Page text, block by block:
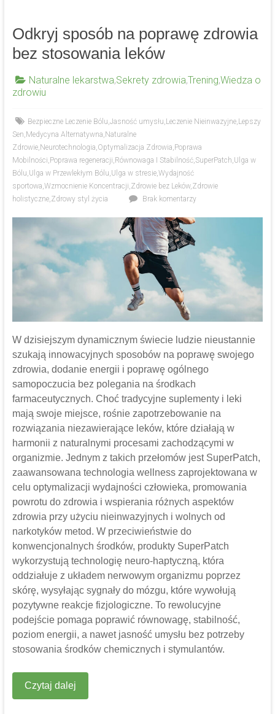
Odkryj sposób na poprawę zdrowia
bez stosowania leków
Naturalne lekarstwa,Sekrety zdrowia,Trening,Wiedza o
zdrowiu
Bezpieczne Leczenie Bólu Jasność umysłu Leczenie Nieinwazyjne, Lepszy
Sen Medycyna Alternatywna Naturalne
Zdrowie, Neurotechnologia Optymalizacja Zdrowia Poprawa
Mobilności Poprawa regeneracji Równowaga I Stabilność, SuperPatch Ulga w
Bólu Ulga w Przewlekłym Bólu Ulga w stresie, Wydajność
sportowa Wzmocnienie Koncentracji Zdrowie bez Leków, Zdrowie
holistyczne, Zdrowy styl życia Brak komentarzy
W dzisiejszym dynamicznym świecie ludzie nieustannie
szukają innowacyjnych sposobów na poprawę swojego
zdrowia, dodanie energii i poprawę ogólnego
samopoczucia bez polegania na środkach
farmaceutycznych. Choć tradycyjne suplementy i leki
mają swoje miejsce, rośnie zapotrzebowanie na
rozwiązania niezawierające leków, które działają w
harmonii z naturalnymi procesami zachodzącymi w
organizmie. Jednym z takich przełomów jest SuperPatch,
zaawansowana technologia wellness zaprojektowana w
celu optymalizacji wydajności człowieka, promowania
powrotu do zdrowia i wspierania różnych aspektów
zdrowia przy użyciu nieinwazyjnych i wolnych od
narkotyków metod. W przeciwieństwie do
konwencjonalnych środków, produkty SuperPatch
wykorzystują technologię neuro-haptyczną, która
oddziałuje z układem nerwowym organizmu poprzez
skórę, wysyłając sygnały do ​​mózgu, które wywołują
pozytywne reakcje fizjologiczne. To rewolucyjne
podejście pomaga poprawić równowagę, stabilność,
poziom energii, a nawet jasność umysłu bez potrzeby
stosowania środków chemicznych i stymulantów.
Czytaj dalej